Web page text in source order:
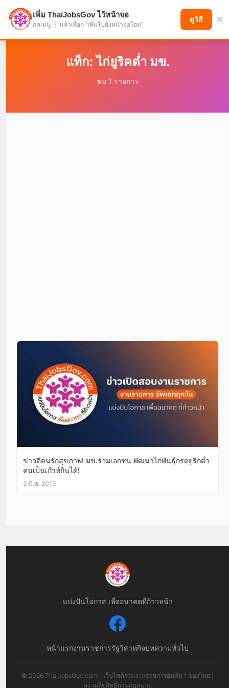
แบ่งปันโอกาส เพื่ออนาคตที่ก้าวหน้า
แท็ก: ไก่ยูริคต่ำ มข.
พบ 1 รายการ
ข่าวดีคนรักสุขภาพ! มข.ร่วมเอกชน พัฒนาไก่พันธุ์กรดยูริกต่ำ
คนเป็นเก๊าท์กินได้!
3 มี.ค. 2019
แบ่งปันโอกาส เพื่ออนาคตที่ก้าวหน้า
หน้าแรกงานราชการรัฐวิสาหกิจบทความทั่วไป
© 2026 ThaiJobsGov.com - เว็บไซต์รวมงานราชการอันดับ 1 ของไทย |
สงวนลิขสิทธิ์ตามกฎหมาย
เพิ่ม ThaiJobsGov ไว้หน้าจอ
กดเมนู ⋮ แล้วเลือก "เพิ่มไปยังหน้าจอโฮม"
ดูวิธี ×